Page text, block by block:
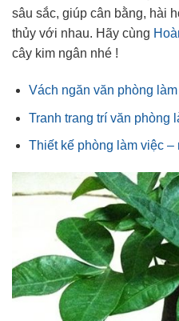
sâu sắc, giúp cân bằng, hài
thủy với nhau. Hãy cùng
cây kim ngân nhé !
Vách ngăn văn phòng
Tranh trang trí văn phòng
Thiết kế phòng làm việc –